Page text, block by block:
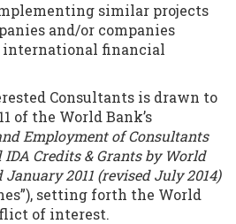
similar projects
and/or companies
international financial
Consultants is drawn to
of the World Bank’s
Employment of Consultants
IDA Credits & Grants by World
2011 (revised July 2014)
setting forth the World
of interest.